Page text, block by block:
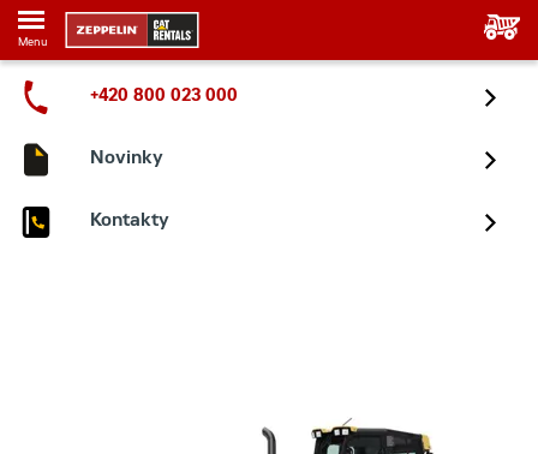
Menu
+420 800 023 000
Novinky
Kontakty